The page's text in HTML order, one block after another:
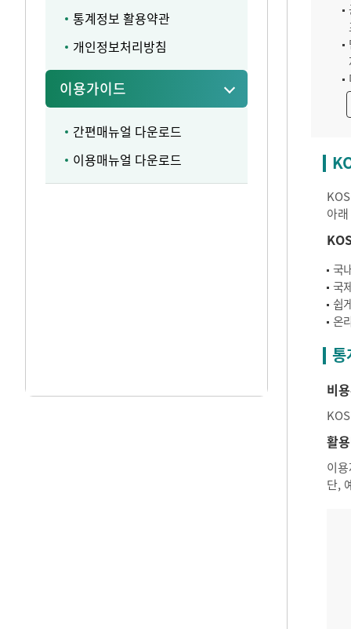
통계정보 활용약관
개인정보처리방침
이용가이드
간편매뉴얼 다운로드
이용매뉴얼 다운로드
아
국
국
쉽
온
통
비
활
이
단,